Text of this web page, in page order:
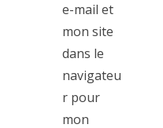
e-mail et
mon site
dans le
navigateu
r pour
mon